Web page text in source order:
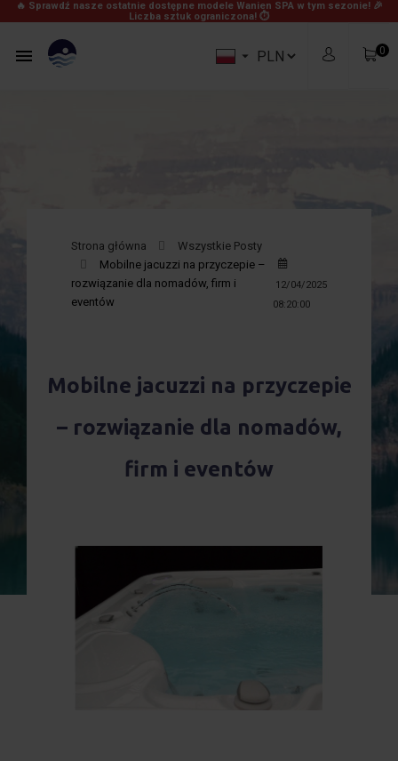
🔥 Sprawdź nasze ostatnie dostępne modele Wanien SPA w tym sezonie! 🎉
Liczba sztuk ograniczona! ⏱
 
Produkty
Wysyłka
Zobacz Koszyk
Realizacja Zamówienia
0
Strona główna
Wszystkie Posty
Mobilne jacuzzi na przyczepie –
rozwiązanie dla nomadów, firm i
eventów
12/04/2025
08:20:00
Mobilne jacuzzi na przyczepie
– rozwiązanie dla nomadów,
firm i eventów